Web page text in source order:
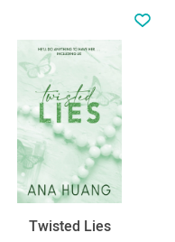
Twisted Lies